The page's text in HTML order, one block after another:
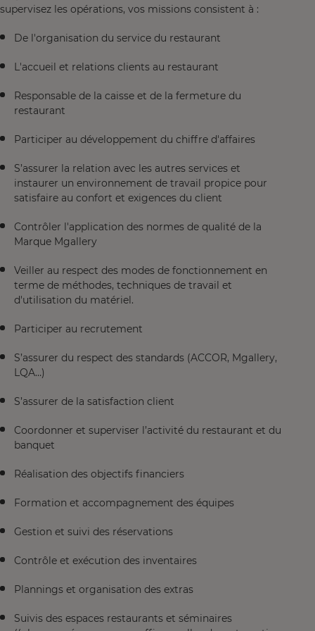
supervisez les opérations, vos missions consistent à :
De l'organisation du service du restaurant
L'accueil et relations clients au restaurant
Responsable de la caisse et de la fermeture du
restaurant
Participer au développement du chiffre d'affaires
S’assurer la relation avec les autres services et
instaurer un environnement de travail propice pour
satisfaire au confort et exigences du client
Contrôler l'application des normes de qualité de la
Marque Mgallery
Veiller au respect des modes de fonctionnement en
terme de méthodes, techniques de travail et
d'utilisation du matériel.
Participer au recrutement
S’assurer du respect des standards (ACCOR, Mgallery,
LQA…)
S’assurer de la satisfaction client
Coordonner et superviser l’activité du restaurant et du
banquet
Réalisation des objectifs financiers
Formation et accompagnement des équipes
Gestion et suivi des réservations
Contrôle et exécution des inventaires
Plannings et organisation des extras
Suivis des espaces restaurants et séminaires